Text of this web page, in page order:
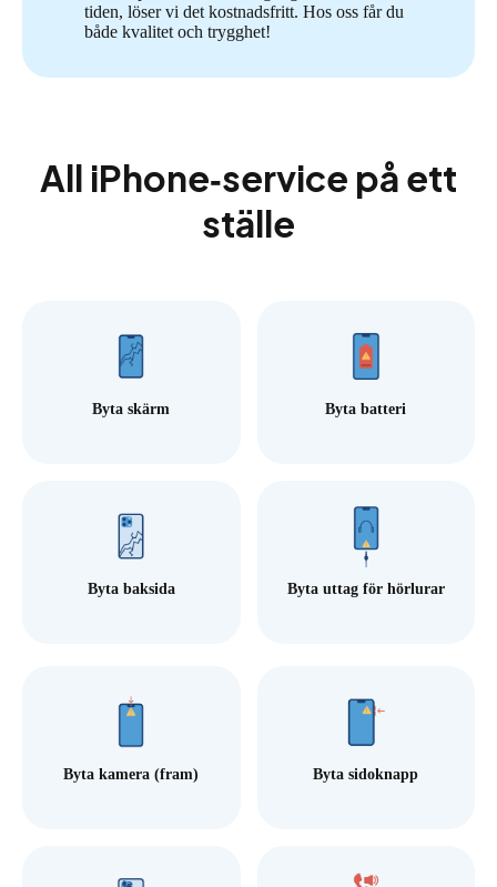
tiden, löser vi det kostnadsfritt. Hos oss får du
både kvalitet och trygghet!
All iPhone‑service på ett
ställe
Byta skärm Byta batteri
Byta baksida Byta uttag för hörlurar
Byta kamera (fram) Byta sidoknapp